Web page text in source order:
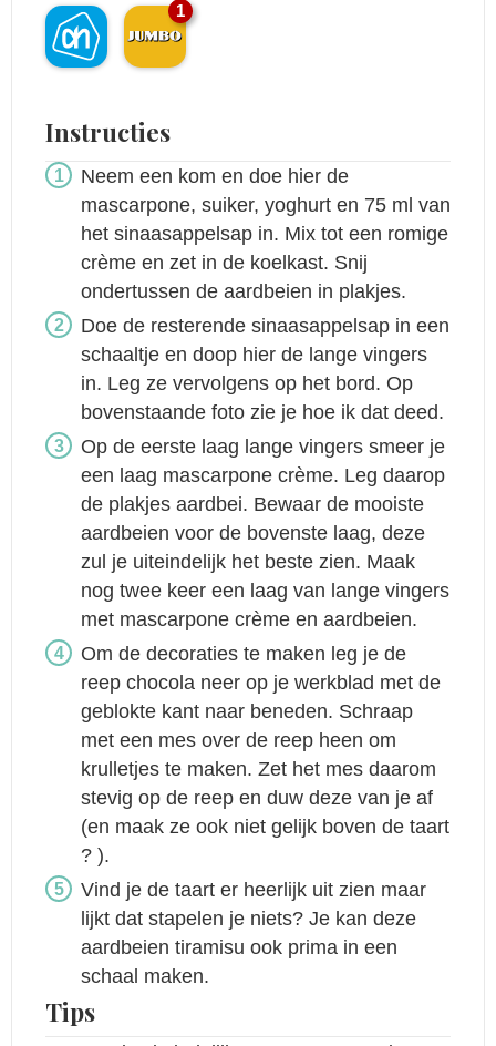
1
Instructies
Neem een kom en doe hier de
mascarpone, suiker, yoghurt en 75 ml van
het sinaasappelsap in. Mix tot een romige
crème en zet in de koelkast. Snij
ondertussen de aardbeien in plakjes.
Doe de resterende sinaasappelsap in een
schaaltje en doop hier de lange vingers
in. Leg ze vervolgens op het bord. Op
bovenstaande foto zie je hoe ik dat deed.
Op de eerste laag lange vingers smeer je
een laag mascarpone crème. Leg daarop
de plakjes aardbei. Bewaar de mooiste
aardbeien voor de bovenste laag, deze
zul je uiteindelijk het beste zien. Maak
nog twee keer een laag van lange vingers
met mascarpone crème en aardbeien.
Om de decoraties te maken leg je de
reep chocola neer op je werkblad met de
geblokte kant naar beneden. Schraap
met een mes over de reep heen om
krulletjes te maken. Zet het mes daarom
stevig op de reep en duw deze van je af
(en maak ze ook niet gelijk boven de taart
? ).
Vind je de taart er heerlijk uit zien maar
lijkt dat stapelen je niets? Je kan deze
aardbeien tiramisu ook prima in een
schaal maken.
Tips